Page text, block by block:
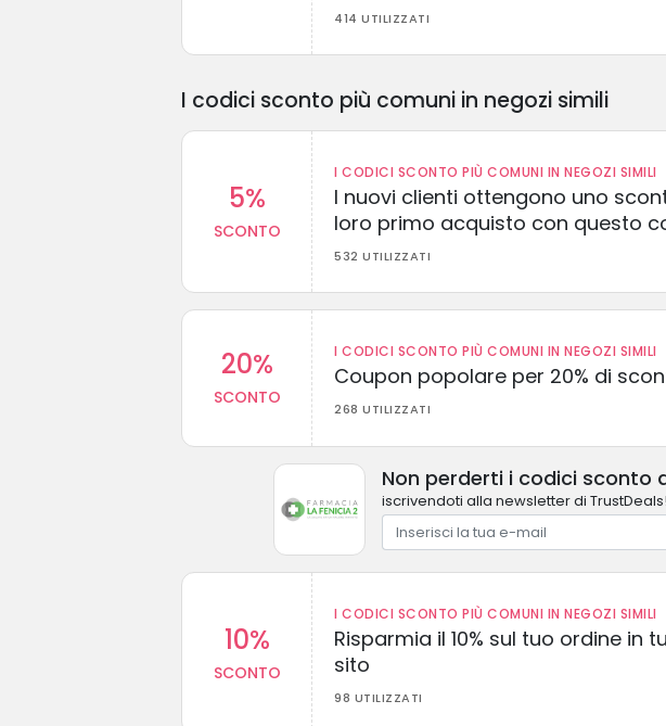
414 UTILIZZATI
I codici sconto più comuni in negozi simili
5%
SCONTO
I CODICI SCONTO PIÙ COMUNI IN NEGOZI SIMILI
I nuovi clienti ottengono uno
loro primo acquisto con questo
532 UTILIZZATI
20%
SCONTO
I CODICI SCONTO PIÙ COMUNI IN NEGOZI SIMILI
Coupon popolare per 20% di
268 UTILIZZATI
Non perderti i codici sconto
iscrivendoti alla newsletter di TrustDeals!
10%
SCONTO
I CODICI SCONTO PIÙ COMUNI IN NEGOZI SIMILI
Risparmia il 10% sul tuo ordine in
sito
98 UTILIZZATI